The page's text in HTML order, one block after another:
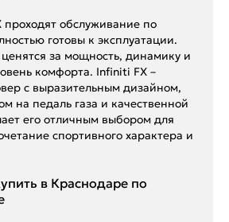
проходят обслуживание по
готовы к эксплуатации.
за мощность, динамику и
комфорта. Infiniti FX –
с выразительным дизайном,
на педаль газа и качественной
его отличным выбором для
спортивного характера и
в Краснодаре по